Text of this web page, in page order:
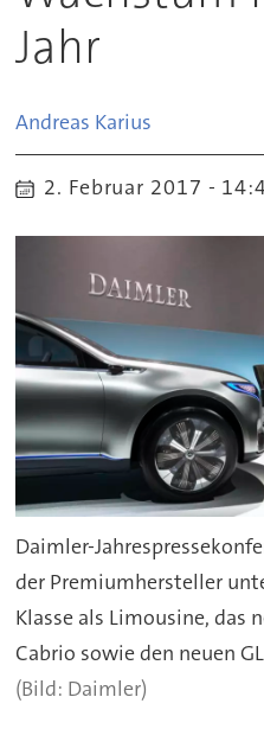
Jahr
Andreas Karius
2. Februar 2017 -
Daimler-
der Premiumhersteller
Klasse als Limousine, das
Cabrio sowie den neuen
(Bild: Daimler)